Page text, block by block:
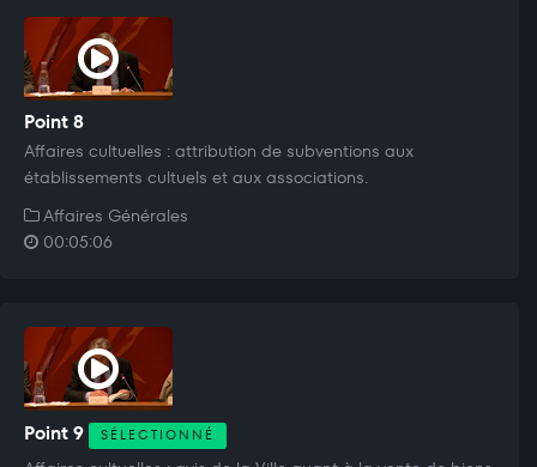
Point 8
Affaires cultuelles : attribution de subventions aux
établissements cultuels et aux associations.
Affaires Générales
00:05:06
Point 9 SÉLECTIONNÉ